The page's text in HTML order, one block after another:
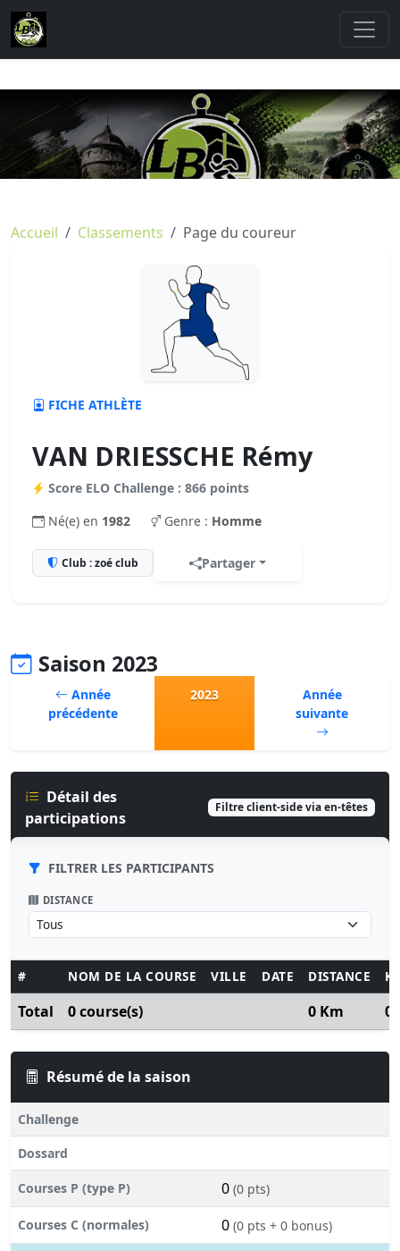
Accueil Classements Page du coureur
FICHE ATHLÈTE
VAN DRIESSCHE Rémy
Score ELO Challenge : 866 points
Né(e) en 1982 Genre : Homme
Club : zoé club Partager
Saison 2023
Année
précédente
2023
Année
suivante
Détail des
participations
Filtre client-side via en-têtes
FILTRER LES PARTICIPANTS
DISTANCE
# NOM DE LA COURSE VILLE DATE DISTANCE
Total 0 course(s) 0 Km 0
Résumé de la saison
Challenge
Dossard
Courses P (type P) 0 (0 pts)
Courses C (normales) 0 (0 pts + 0 bonus)